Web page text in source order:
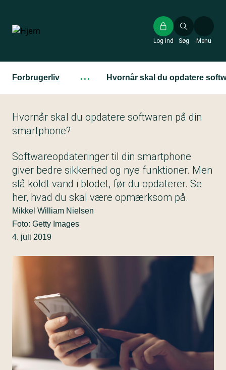
hovedindhold
Søg
Log ind Menu
Forbrugerliv ··· Hvornår skal du opdatere
Hvornår skal du opdatere softwaren på din
smartphone?
Softwareopdateringer til din smartphone
giver bedre sikkerhed og nye funktioner. Men
slå koldt vand i blodet, før du opdaterer. Se
her, hvad du skal være opmærksom på.
Mikkel William Nielsen
Foto: Getty Images
4. juli 2019